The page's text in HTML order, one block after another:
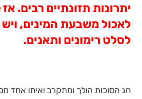
יתרונות תזונתיים רבים.
לאכול משבעת המינים, ויש
לסלט רימונים ותאנים.
חג הסוכות הולך ומתקרב ואיתו אחד